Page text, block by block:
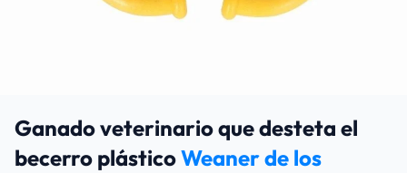
Ganado veterinario que desteta el
becerro plásticoWeaner de los